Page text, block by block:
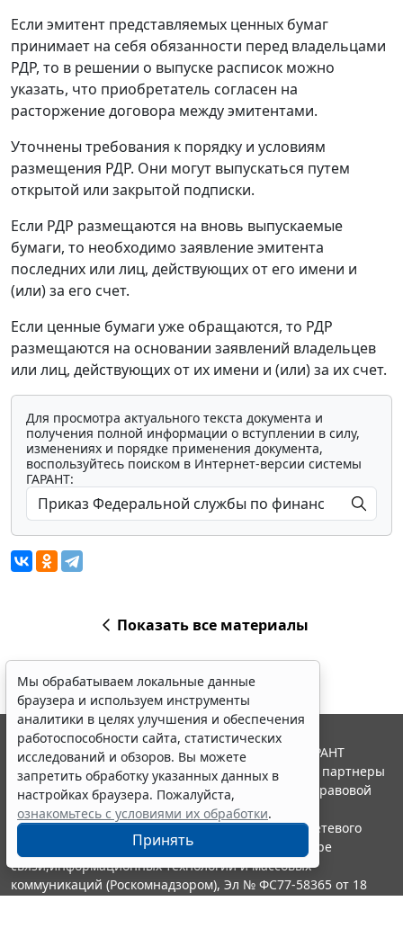
Если эмитент представляемых ценных бумаг
принимает на себя обязанности перед владельцами
РДР, то в решении о выпуске расписок можно
указать, что приобретатель согласен на
расторжение договора между эмитентами.
Уточнены требования к порядку и условиям
размещения РДР. Они могут выпускаться путем
открытой или закрытой подписки.
Если РДР размещаются на вновь выпускаемые
бумаги, то необходимо заявление эмитента
последних или лиц, действующих от его имени и
(или) за его счет.
Если ценные бумаги уже обращаются, то РДР
размещаются на основании заявлений владельцев
или лиц, действующих от их имени и (или) за их счет.
Для просмотра актуального текста документа и
получения полной информации о вступлении в силу,
изменениях и порядке применения документа,
воспользуйтесь поиском в Интернет-версии системы
ГАРАНТ:
Показать все материалы
Мы обрабатываем локальные данные
браузера и используем инструменты
аналитики в целях улучшения и обеспечения
работоспособности сайта, статистических
исследований и обзоров. Вы можете
запретить обработку указанных данных в
настройках браузера. Пожалуйста,
ознакомьтесь с условиями их обработки.
Принять
© ООО "НПП "ГАРАНТ-СЕРВИС", 2026. Система ГАРАНТ
выпускается с 1990 года. Компания "Гарант" и ее партнеры
являются участниками Российской ассоциации правовой
информации ГАРАНТ.
Портал ГАРАНТ.РУ зарегистрирован в качестве сетевого
издания Федеральной службой по надзору в сфере
связи,информационных технологий и массовых
коммуникаций (Роскомнадзором), Эл № ФС77-58365 от 18